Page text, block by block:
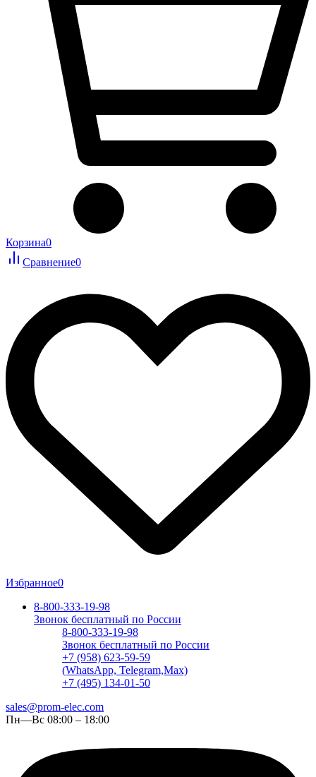
Корзина0
Сравнение0
Избранное0
8-800-333-19-98
Звонок бесплатный по России
8-800-333-19-98
Звонок бесплатный по России
+7 (958) 623-59-59
(WhatsApp, Telegram,Max)
+7 (495) 134-01-50
sales@prom-elec.com
Пн—Вс 08:00 – 18:00